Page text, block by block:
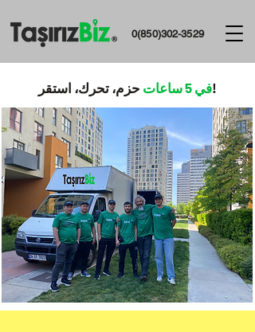
0(850)302-3529
في 5 ساعاتحزم، تحرك، استقر!